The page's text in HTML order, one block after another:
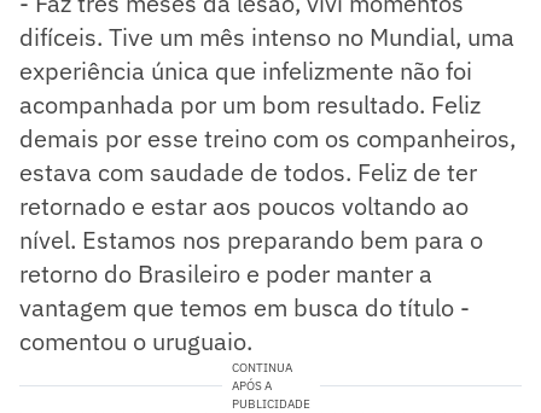
difíceis. Tive um mês intenso no Mundial, uma
experiência única que infelizmente não foi
acompanhada por um bom resultado. Feliz
demais por esse treino com os companheiros,
estava com saudade de todos. Feliz de ter
retornado e estar aos poucos voltando ao
nível. Estamos nos preparando bem para o
retorno do Brasileiro e poder manter a
vantagem que temos em busca do título -
comentou o uruguaio.
CONTINUA
APÓS A
PUBLICIDADE